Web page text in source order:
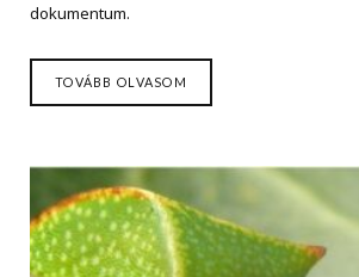
dokumentum.
TOVÁBB OLVASOM